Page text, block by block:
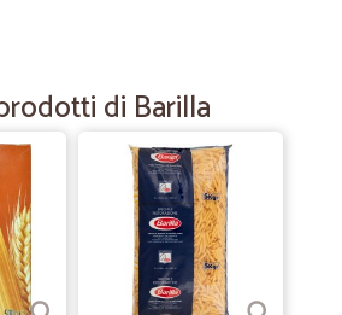
problemi.
B.
ottimo acquisto e fornitore inserito
acquisti di ortofrutta.
di Barilla